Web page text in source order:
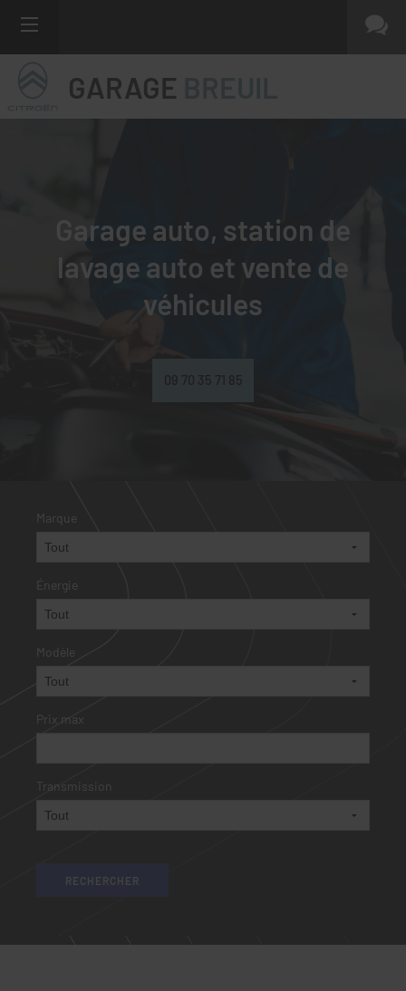
GARAGE
Garage auto, station de
lavage auto et vente de
véhicules
09 70 35 71 85
Marque
Énergie
Modèle
Prix max
Transmission